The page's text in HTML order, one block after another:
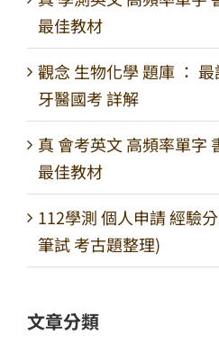
最佳教材
觀念 生物化學 題庫 ：
牙醫國考 詳解
真 會考英文 高頻率單字
最佳教材
112學測 個人申請 經驗
筆試 考古題整理)
文章分類